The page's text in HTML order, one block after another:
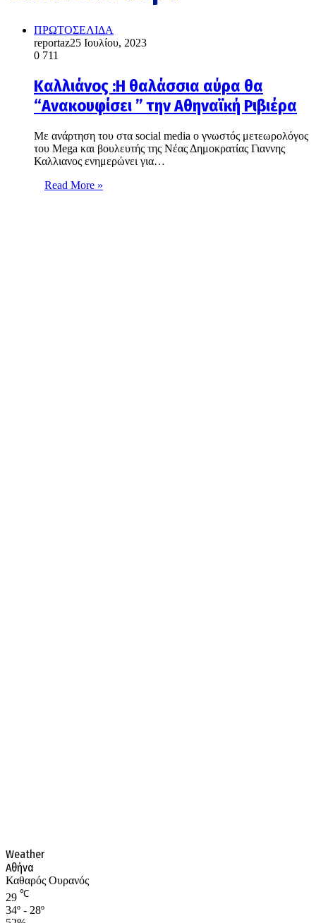
ΠΡΩΤΟΣΕΛΙΔΑ
reportaz25 Ιουλίου, 2023
0 711
Καλλιάνος :Η θαλάσσια αύρα θα
“Ανακουφίσει ” την Αθηναϊκή Ριβιέρα
Με ανάρτηση του στα social media o γνωστός μετεωρολόγος
του Mega και βουλευτής της Νέας Δημοκρατίας Γιαννης
Καλλιανος ενημερώνει για…
Read More »
Weather
Αθήνα
Καθαρός Ουρανός
29 ℃
34º - 28º